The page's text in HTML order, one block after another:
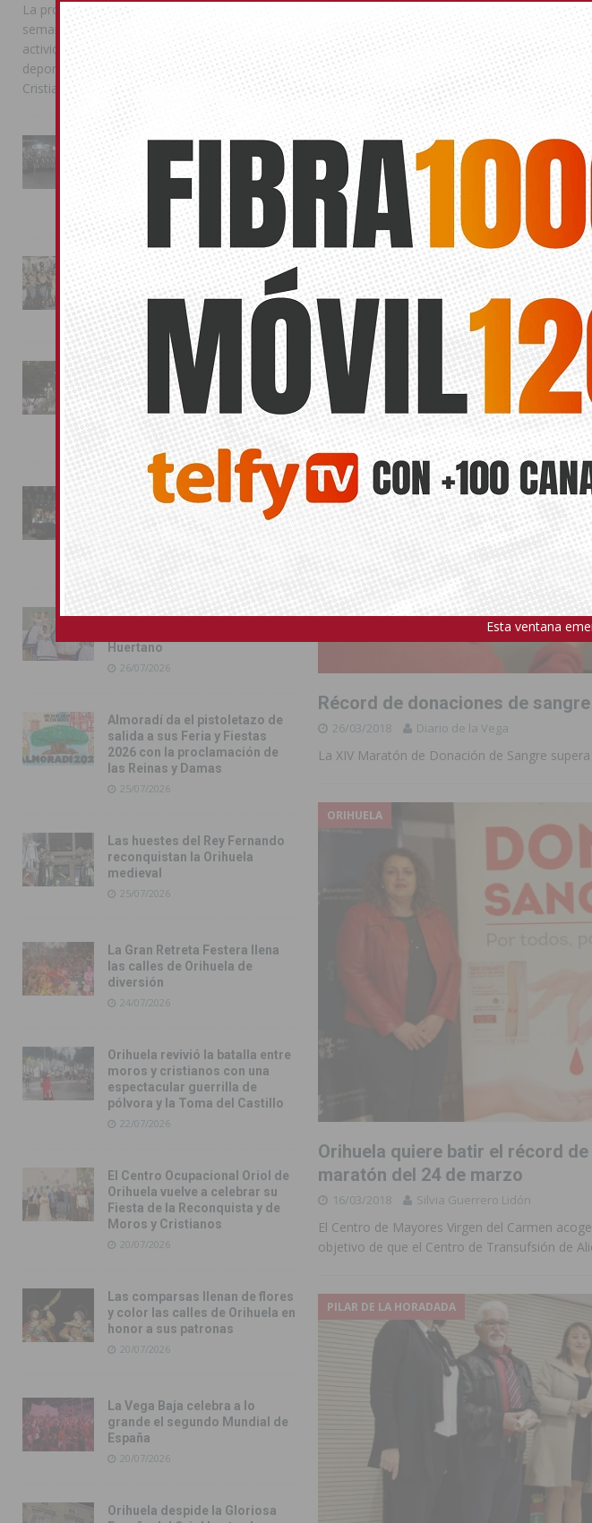
Torrevieja celebra el sábado la
15/01/2019 Diario de la Vega
Será el 19 de enero en el Centro Cultural
horas
ORIHUELA
Récord de donaciones de
26/03/2018 Diario de la Vega
La XIV Maratón de Donación de Sangre
ORIHUELA
Orihuela quiere batir el récord
maratón del 24 de marzo
16/03/2018 Silvia Guerrero Lidón
El Centro de Mayores Virgen del Carmen
objetivo de que el Centro de Transufsión de
PILAR DE LA HORADADA
La programación reunió durante más de una
semana actos institucionales, conciertos,
actividades familiares, competiciones
deportivas y las celebraciones de Moros y
Cristianos
La Entrada Cristiana llena de
esplendor las calles de
Almoradí en una multitudinaria
jornada festera
02/08/2026
La magia de la Entrada Mora
conquista las calles de
Almoradí
01/08/2026
La fiesta se adueña de
Almoradí con la presentación
de los cargos festeros y la
toma del castillo
31/07/2026
Pilar de la Horadada
conmemora con emoción el
40º aniversario de su
independencia como municipio
31/07/2026
Almoradí presume de raíces
Huertano
26/07/2026
Almoradí da el pistoletazo de
salida a sus Feria y Fiestas
2026 con la proclamación de
las Reinas y Damas
25/07/2026
Las huestes del Rey Fernando
reconquistan la Orihuela
medieval
25/07/2026
La Gran Retreta Festera llena
las calles de Orihuela de
diversión
24/07/2026
Orihuela revivió la batalla entre
moros y cristianos con una
espectacular guerrilla de
pólvora y la Toma del Castillo
22/07/2026
El Centro Ocupacional Oriol de
Orihuela vuelve a celebrar su
Fiesta de la Reconquista y de
Moros y Cristianos
20/07/2026
Las comparsas llenan de flores
y color las calles de Orihuela en
honor a sus patronas
20/07/2026
La Vega Baja celebra a lo
grande el segundo Mundial de
España
20/07/2026
Orihuela despide la Gloriosa
Esta ventana